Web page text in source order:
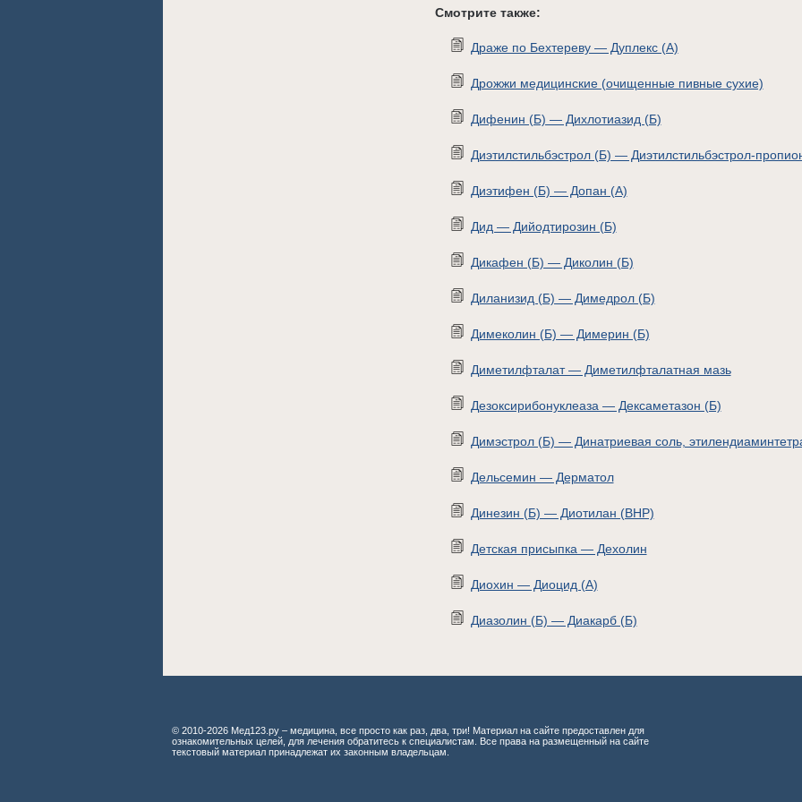
Смотрите также:
Драже по Бехтереву — Дуплекс (А)
Дрожжи медицинские (очищенные пивные сухие)
Дифенин (Б) — Дихлотиазид (Б)
Диэтилстильбэстрол (Б) — Диэтилстильбэстрол-
Диэтифен (Б) — Допан (А)
Дид — Дийодтирозин (Б)
Дикафен (Б) — Диколин (Б)
Диланизид (Б) — Димедрол (Б)
Димеколин (Б) — Димерин (Б)
Диметилфталат — Диметилфталатная мазь
Дезоксирибонуклеаза — Дексаметазон (Б)
Димэстрол (Б) — Динатриевая соль,
Дельсемин — Дерматол
Динезин (Б) — Диотилан (ВНР)
Детская присыпка — Дехолин
Диохин — Диоцид (А)
Диазолин (Б) — Диакарб (Б)
© 2010-2026 Мед123.ру – медицина, все просто как раз, два, три! Материал на сайте предоставлен для
ознакомительных целей, для лечения обратитесь к специалистам. Все права на размещенный на сайте
текстовый материал принадлежат их законным владельцам.